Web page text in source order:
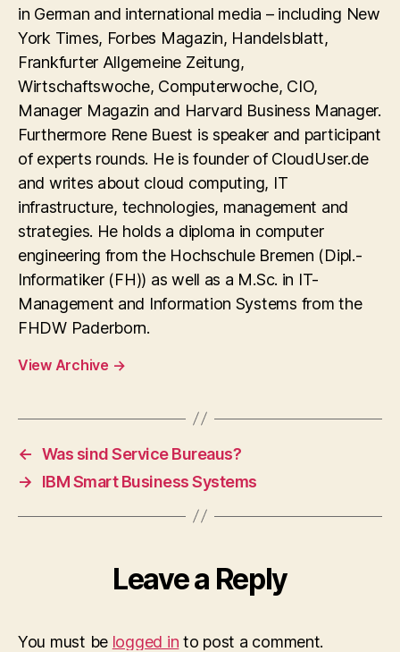
in German and international media – including New
York Times, Forbes Magazin, Handelsblatt,
Frankfurter Allgemeine Zeitung,
Wirtschaftswoche, Computerwoche, CIO,
Manager Magazin and Harvard Business Manager.
Furthermore Rene Buest is speaker and participant
of experts rounds. He is founder of CloudUser.de
and writes about cloud computing, IT
infrastructure, technologies, management and
strategies. He holds a diploma in computer
engineering from the Hochschule Bremen (Dipl.-
Informatiker (FH)) as well as a M.Sc. in IT-
Management and Information Systems from the
FHDW Paderborn.
View Archive →
← Was sind Service Bureaus?
→
IBM Smart Business Systems
Leave a Reply
You must be logged in to post a comment.